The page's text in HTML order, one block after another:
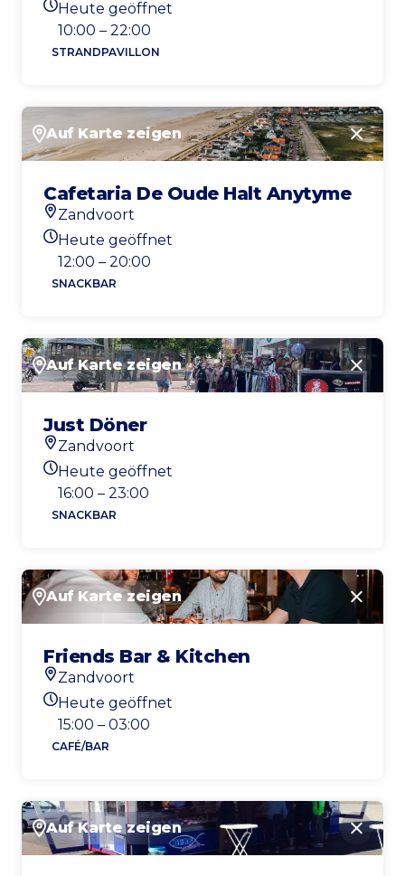
Heutigen Öffnungszeiten
Heute geöffnet
10:00 – 22:00
STRANDPAVILLON
Auf Karte zeigen
Cafetaria De Oude Halt Anytyme
Standort
Zandvoort
Heutigen Öffnungszeiten
Heute geöffnet
12:00 – 20:00
SNACKBAR
Auf Karte zeigen
Just Döner
Standort
Zandvoort
Heutigen Öffnungszeiten
Heute geöffnet
16:00 – 23:00
SNACKBAR
Auf Karte zeigen
Friends Bar & Kitchen
Standort
Zandvoort
Heutigen Öffnungszeiten
Heute geöffnet
15:00 – 03:00
CAFÉ/BAR
Auf Karte zeigen